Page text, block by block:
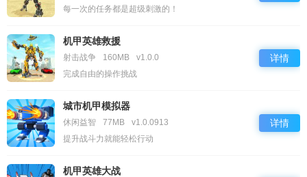
每一次的任务都是超级刺激的！
机甲英雄救援
射击战争 160MB
v1.0.0
完成自由的操作挑战
详情
城市机甲模拟器
休闲益智 77MB
v1.0.0913
提升战斗力就能轻松行动
详情
机甲英雄大战